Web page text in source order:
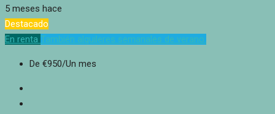
5 meses hace
Destacado
En renta También alquileres semanales de verano.
De €950/Un mes